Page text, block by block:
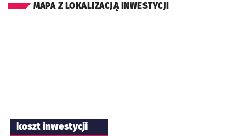
MAPA Z LOKALIZACJĄ INWESTYCJI
koszt inwestycji